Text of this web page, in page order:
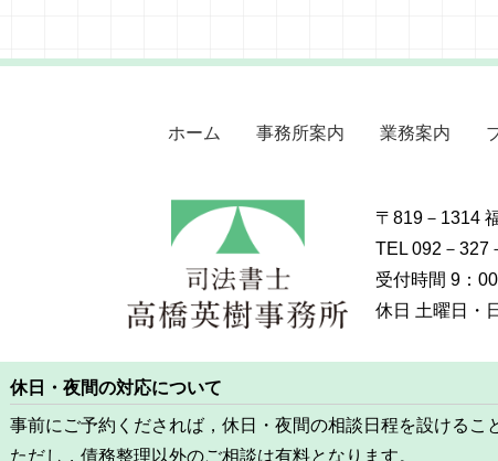
ホーム 事務所案内 業務案内
〒819－1314
TEL 092－
受付時間 9：
休日 土曜日・
休日・夜間の対応について
事前にご予約くだされば，休日・夜間の相談日程を設けるこ
ただし，債務整理以外のご相談は有料となります。